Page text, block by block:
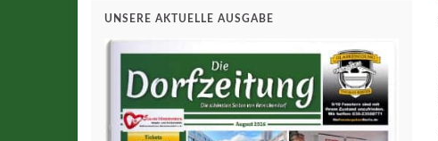
UNSERE AKTUELLE AUSGABE